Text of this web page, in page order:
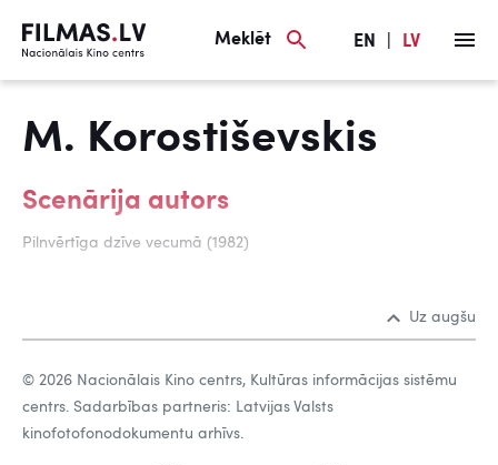
Meklēt EN LV
M. Korostiševskis
Scenārija autors
Pilnvērtīga dzīve vecumā (1982)
Uz augšu
© 2026 Nacionālais Kino centrs, Kultūras informācijas sistēmu
centrs. Sadarbības partneris: Latvijas Valsts
kinofotofonodokumentu arhīvs.